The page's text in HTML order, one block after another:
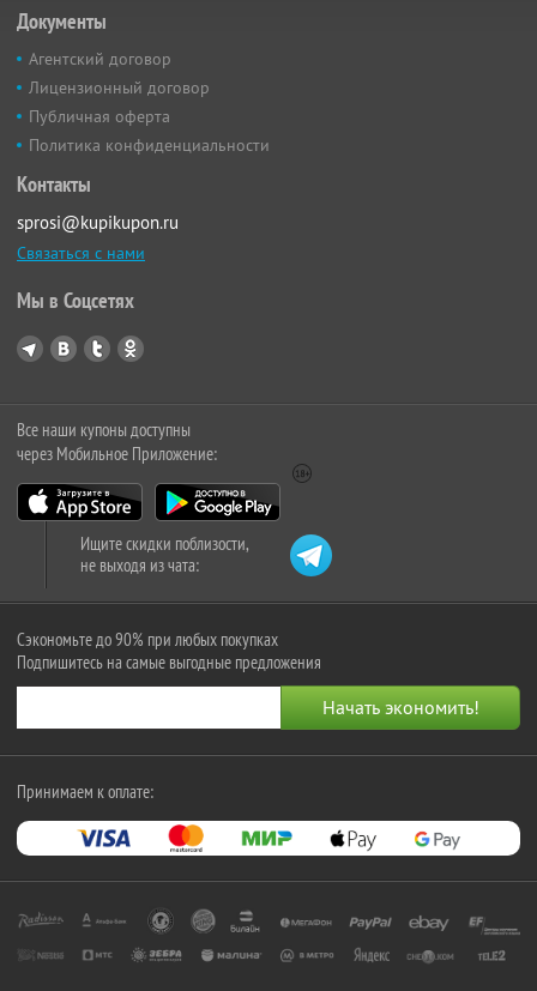
Документы
Агентский договор
Лицензионный договор
Публичная оферта
Политика конфиденциальности
Контакты
sprosi@kupikupon.ru
Связаться с нами
Мы в Соцсетях
Все наши купоны доступны
через Мобильное Приложение:
Ищите скидки поблизости,
не выходя из чата:
Сэкономьте до 90% при любых покупках
Подпишитесь на самые выгодные предложения
Принимаем к оплате: